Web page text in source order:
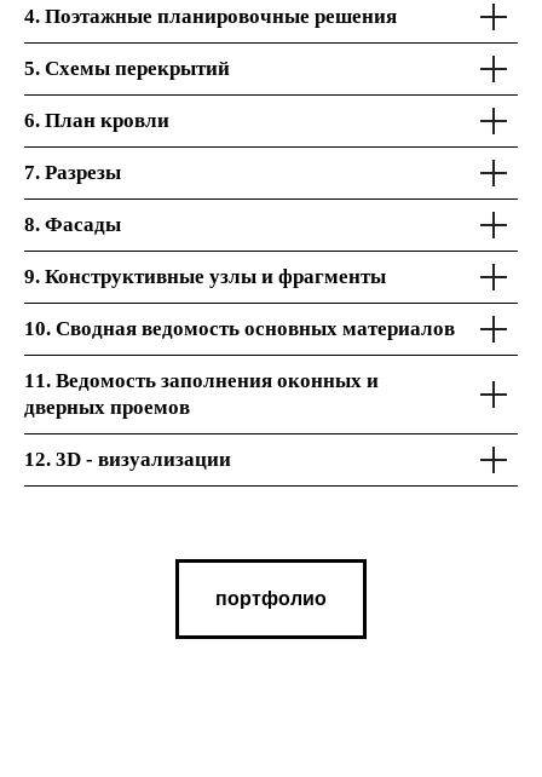
4. Поэтажные планировочные решения
5. Схемы перекрытий
6. План кровли
7. Разрезы
8. Фасады
9. Конструктивные узлы и фрагменты
10. Сводная ведомость основных материалов
11. Ведомость заполнения оконных и
дверных проемов
12. 3D - визуализации
портфолио